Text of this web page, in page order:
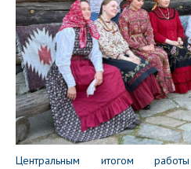
Центральным итогом